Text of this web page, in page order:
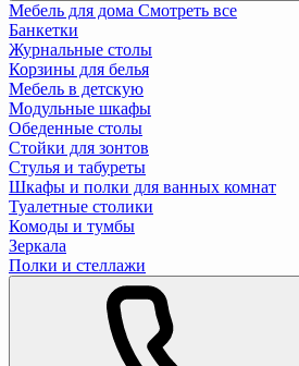
Мебель для дома Смотреть все
Банкетки
Журнальные столы
Корзины для белья
Мебель в детскую
Модульные шкафы
Обеденные столы
Стойки для зонтов
Стулья и табуреты
Шкафы и полки для ванных комнат
Туалетные столики
Комоды и тумбы
Зеркала
Полки и стеллажи